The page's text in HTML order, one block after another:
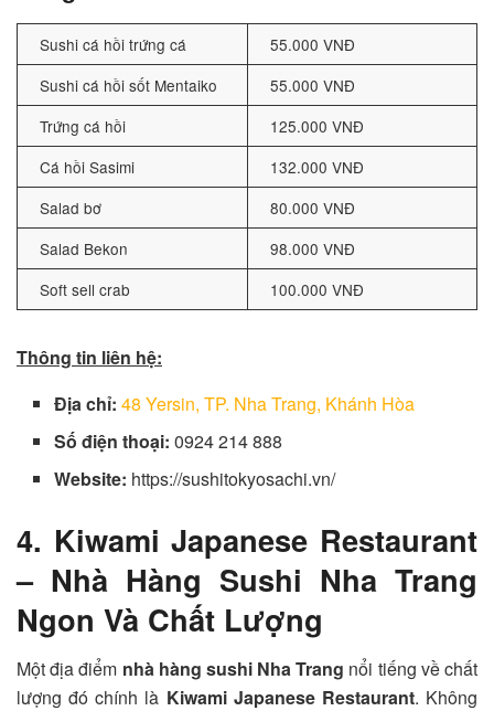
Sushi cá hồi trứng cá
55.000 VNĐ
Sushi cá hồi sốt Mentaiko
55.000 VNĐ
Trứng cá hồi
125.000 VNĐ
Cá hồi Sasimi
132.000 VNĐ
Salad bơ
80.000 VNĐ
Salad Bekon
98.000 VNĐ
Soft sell crab
100.000 VNĐ
Thông tin liên hệ:
Địa chỉ:48 Yersin, TP. Nha Trang, Khánh Hòa
Số điện thoại:0924 214 888
Website: https://sushitokyosachi.vn/
4. Kiwami Japanese Restaurant
– Nhà Hàng Sushi Nha Trang
Ngon Và Chất Lượng
Một địa điểm nhà hàng sushi Nha Trang nổi tiếng về chất
lượng đó chính là Kiwami Japanese Restaurant. Không